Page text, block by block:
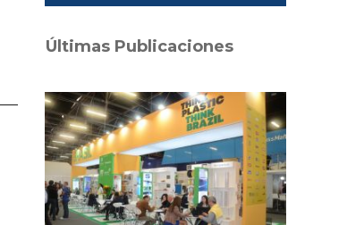
Últimas Publicaciones